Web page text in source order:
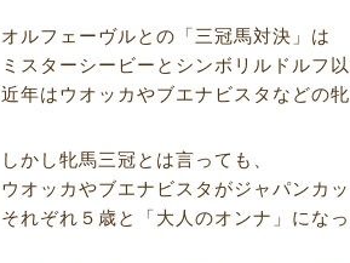
オルフェーヴルとの「三冠馬対決」は
ミスターシービーとシンボリルドルフ
近年はウオッカやブエナビスタなどの
しかし牝馬三冠とは言っても、
ウオッカやブエナビスタがジャパンカ
それぞれ５歳と「大人のオンナ」になっ